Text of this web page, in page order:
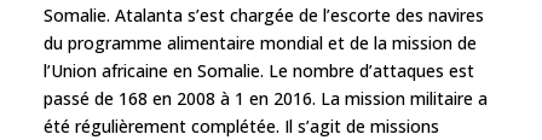
Somalie. Atalanta s’est chargée de l’escorte des navires
du programme alimentaire mondial et de la mission de
l’Union africaine en Somalie. Le nombre d’attaques est
passé de 168 en 2008 à 1 en 2016. La mission militaire a
été régulièrement complétée. Il s’agit de missions